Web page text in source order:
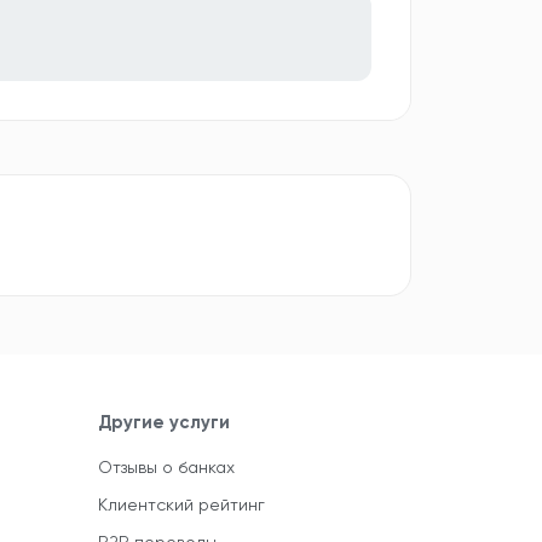
Другие услуги
Отзывы о банках
Клиентский рейтинг